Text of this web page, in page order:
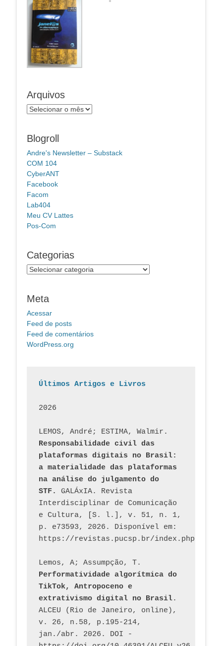
Arquivos
Arquivos
Blogroll
Andre's Newsletter – Substack
COM 104
CyberANT
Facebook
Facom
Lab404
Meu CV Lattes
Pos-Com
Categorias
Categorias
Meta
Acessar
Feed de posts
Feed de comentários
WordPress.org
Últimos Artigos e Livros
2026
Responsabilidade civil das
plataformas digitais no Brasil:
a materialidade das plataformas
na análise do julgamento do
STF.
GALÁxIA. Revista
Interdisciplinar de Comunicação
e Cultura, [S. l.], v. 51, n. 1,
p. e73593, 2026. Disponível em:
Performatividade algorítmica do
TikTok, Antropoceno e
extrativismo digital no Brasil.
ALCEU (Rio de Janeiro, online),
v. 26, n.58, p.195-214,
jan./abr. 2026. DOI -